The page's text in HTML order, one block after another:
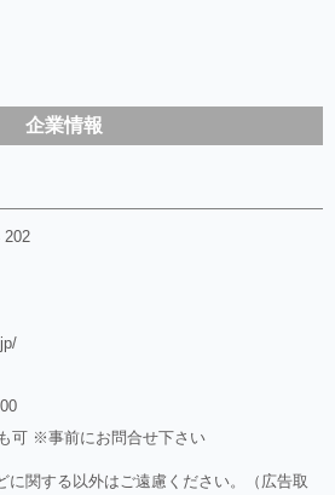
企業情報
202
可 ※事前にお問合せ下さい
関する以外はご遠慮ください。（広告取